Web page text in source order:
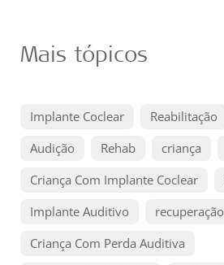
Mais tópicos
Implante Coclear Reabilitação
Audição
Rehab criança
Criança Com Implante Coclear
Implante Auditivo
recuperação
Criança Com Perda Auditiva